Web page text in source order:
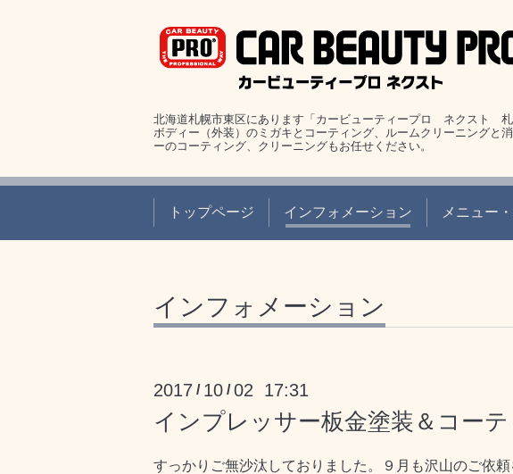
北海道札幌市東区にあります「カービューティープロ ネクスト 札
ボディー（外装）のミガキとコーティング、ルームクリーニングと
ーのコーティング、クリーニングもお任せください。
トップページ インフォメーション メニュー
インフォメーション
2017 / 10 /02 17:31
インプレッサー板金塗装＆コー
すっかりご無沙汰しておりました。９月も沢山のご依頼